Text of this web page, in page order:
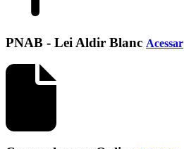
PNAB - Lei Aldir Blanc Acessar